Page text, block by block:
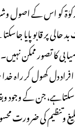
اس کے اصول
حالی پر قابو پایا
کا تصور ممکن
دل کھول کر راہ
جن کے
وتنظیم کی